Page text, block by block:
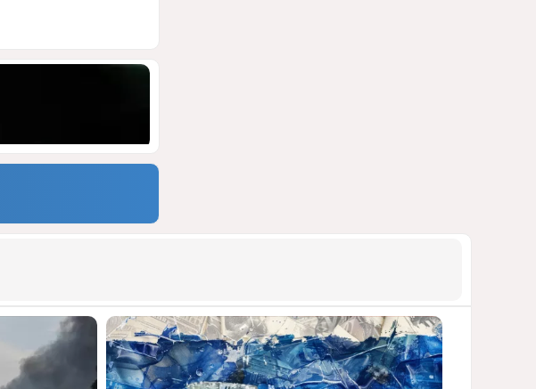
1252 05 Августа 2026 17:46